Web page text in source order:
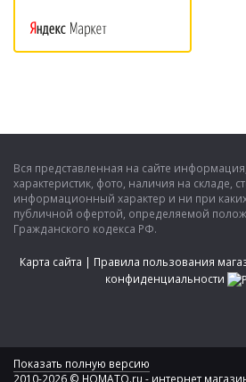
Вся представленная на сайте
характеристик, фото, наличия на складе,
информационный характер и ни при каких
публичной офертой, определяемой
Гражданского кодекса РФ.
Карта сайта | Правила пользования
конфиденциальности
Показать полную версию
2010-2026 © HOMATO.ru - интернет